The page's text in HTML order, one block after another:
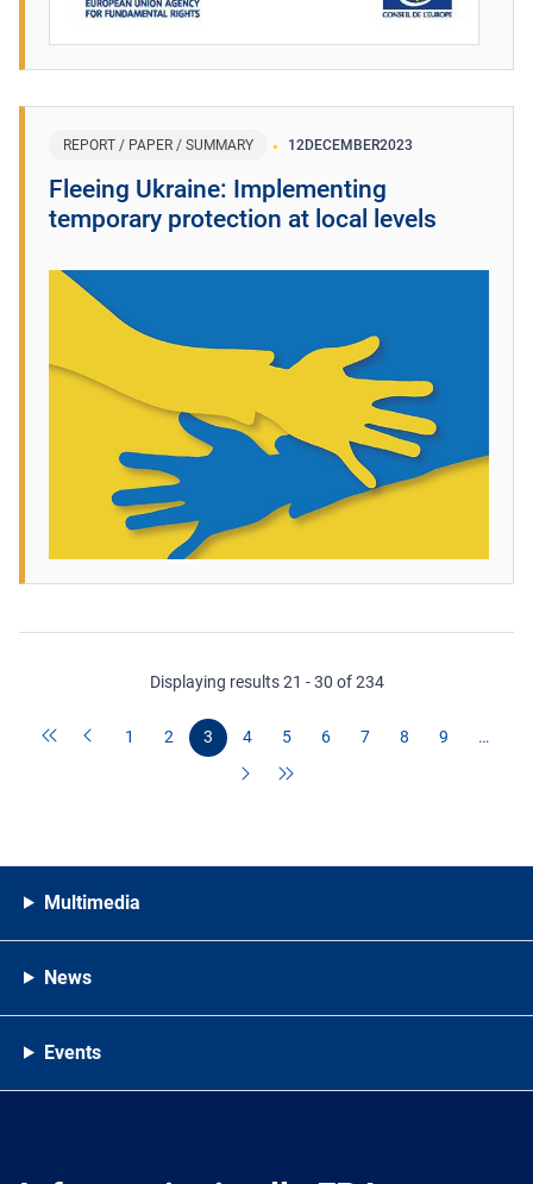
REPORT / PAPER / SUMMARY 12DECEMBER2023
​Fleeing Ukraine: Implementing
temporary protection at local levels
Displaying results 21 - 30 of 234
1 2 3 4 5 6 7 8 9 …
Multimedia
News
Events